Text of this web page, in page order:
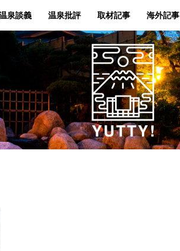
泉談義 温泉批評 取材記事 海外記事